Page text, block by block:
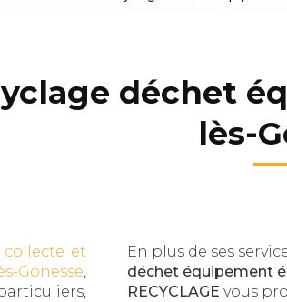
déchet
lès-
collecte et
Gonesse,
En plus de ses
déchet équipement
RECYCLAGE vous